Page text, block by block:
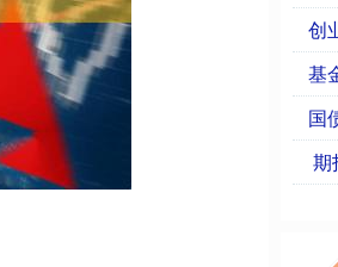
创
基
国
期